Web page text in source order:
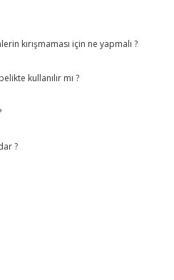
kırışmaması için ne yapmalı ?
kullanılır mı ?
?